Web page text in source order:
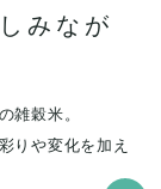
みなが
雑穀米。
りや変化を加え